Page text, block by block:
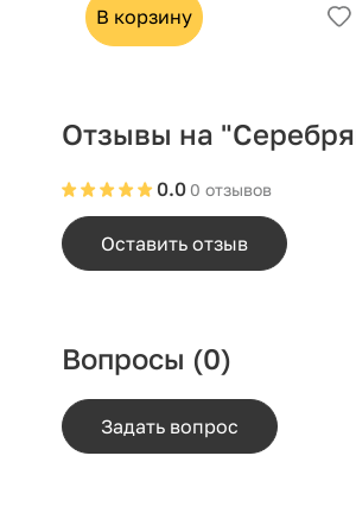
В корзину
Отзывы на
0 отзывов
0.0
Оставить отзыв
Вопросы (0)
Задать вопрос